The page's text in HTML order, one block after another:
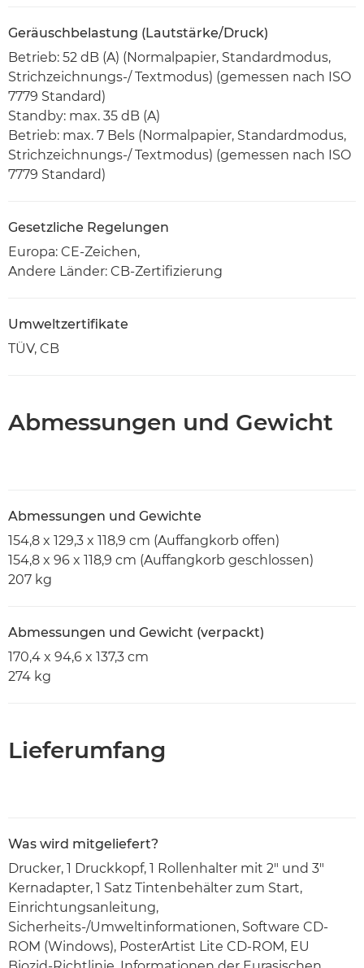
Geräuschbelastung (Lautstärke/Druck)
Betrieb: 52 dB (A) (Normalpapier, Standardmodus,
Strichzeichnungs-/ Textmodus) (gemessen nach ISO
7779 Standard)
Standby: max. 35 dB (A)
Betrieb: max. 7 Bels (Normalpapier, Standardmodus,
Strichzeichnungs-/ Textmodus) (gemessen nach ISO
7779 Standard)
Gesetzliche Regelungen
Europa: CE-Zeichen,
Andere Länder: CB-Zertifizierung
Umweltzertifikate
TÜV, CB
Abmessungen und Gewicht
Abmessungen und Gewichte
154,8 x 129,3 x 118,9 cm (Auffangkorb offen)
154,8 x 96 x 118,9 cm (Auffangkorb geschlossen)
207 kg
Abmessungen und Gewicht (verpackt)
170,4 x 94,6 x 137,3 cm
274 kg
Lieferumfang
Was wird mitgeliefert?
Drucker, 1 Druckkopf, 1 Rollenhalter mit 2" und 3"
Kernadapter, 1 Satz Tintenbehälter zum Start,
Einrichtungsanleitung,
Sicherheits-/Umweltinformationen, Software CD-
ROM (Windows), PosterArtist Lite CD-ROM, EU